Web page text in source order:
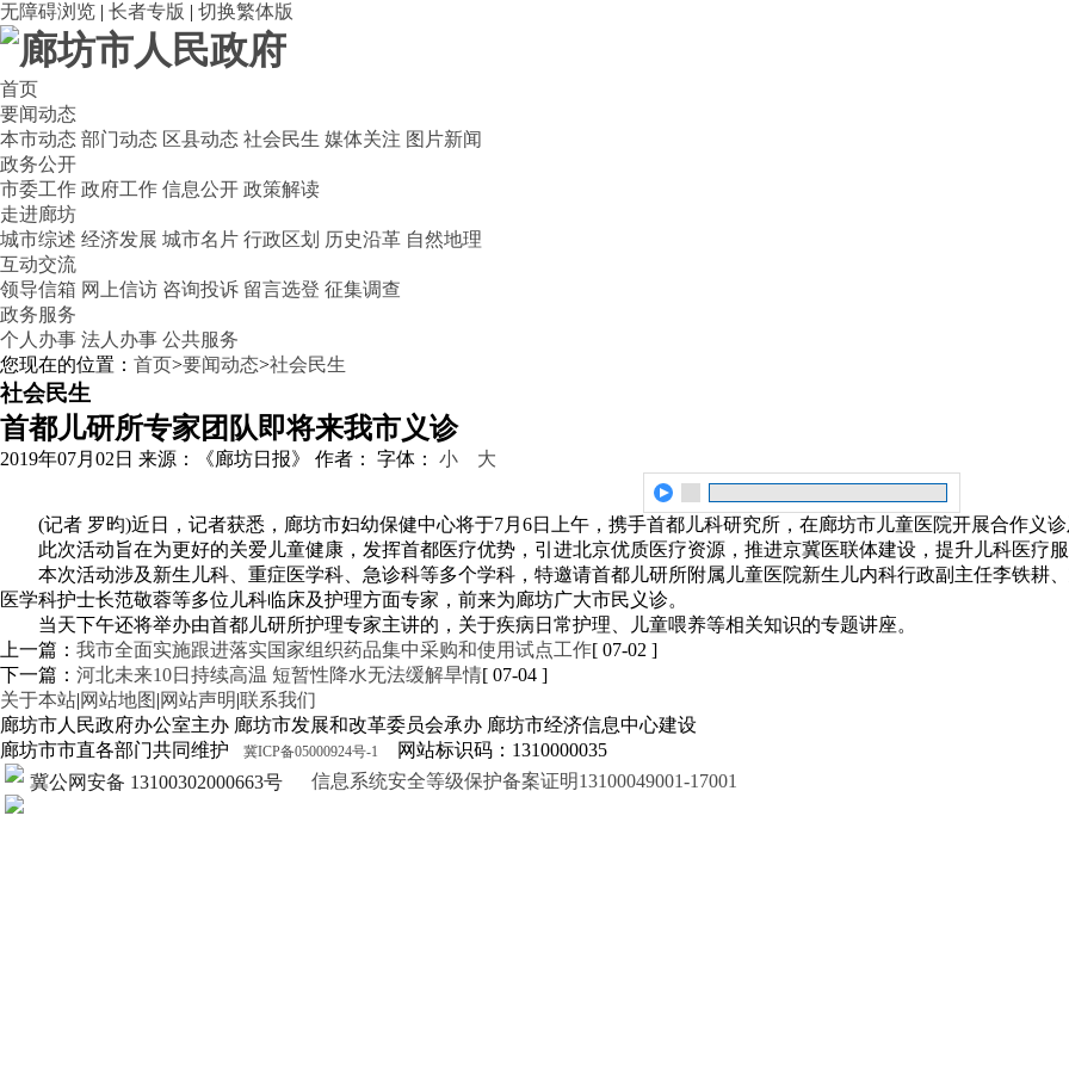
无障碍浏览 | 长者专版 | 切换繁体版
首页
要闻动态
本市动态 部门动态 区县动态 社会民生 媒体关注 图片新闻
政务公开
市委工作 政府工作 信息公开 政策解读
走进廊坊
城市综述 经济发展 城市名片 行政区划 历史沿革 自然地理
互动交流
领导信箱 网上信访 咨询投诉 留言选登 征集调查
政务服务
个人办事 法人办事 公共服务
您现在的位置： 首页>要闻动态>社会民生
社会民生
首都儿研所专家团队即将来我市义诊
2019年07月02日 来源：《廊坊日报》 作者： 字体： 小 大
(记者 罗昀)近日，记者获悉，廊坊市妇幼保健中心将于7月6日上午，携手首都儿科研究所，在廊坊市儿童医院开展合作义诊
此次活动旨在为更好的关爱儿童健康，发挥首都医疗优势，引进北京优质医疗资源，推进京冀医联体建设，提升儿科医疗
本次活动涉及新生儿科、重症医学科、急诊科等多个学科，特邀请首都儿研所附属儿童医院新生儿内科行政副主任李铁耕
医学科护士长范敬蓉等多位儿科临床及护理方面专家，前来为廊坊广大市民义诊。
当天下午还将举办由首都儿研所护理专家主讲的，关于疾病日常护理、儿童喂养等相关知识的专题讲座。
上一篇： 我市全面实施跟进落实国家组织药品集中采购和使用试点工作[ 07-02 ]
下一篇： 河北未来10日持续高温 短暂性降水无法缓解旱情[ 07-04 ]
关于本站|网站地图 |网站声明|联系我们
廊坊市人民政府办公室主办 廊坊市发展和改革委员会承办 廊坊市经济信息中心建设
廊坊市市直各部门共同维护
冀ICP备05000924号-1
网站标识码：1310000035
冀公网安备 13100302000663号
信息系统安全等级保护备案证明13100049001-17001